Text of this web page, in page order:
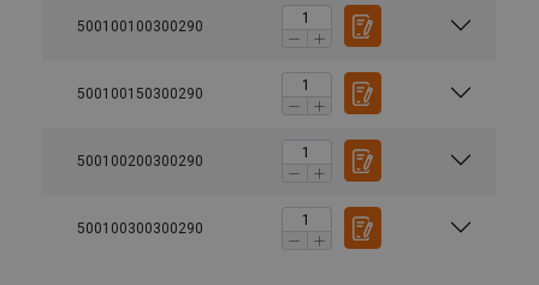
500100100300290
500100150300290
500100200300290
500100300300290